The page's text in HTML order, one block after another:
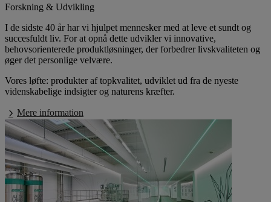
Forskning & Udvikling
I de sidste 40 år har vi hjulpet mennesker med at leve et sundt og
succesfuldt liv. For at opnå dette udvikler vi innovative,
behovsorienterede produktløsninger, der forbedrer livskvaliteten og
øger det personlige velvære.
Vores løfte: produkter af topkvalitet, udviklet ud fra de nyeste
videnskabelige indsigter og naturens kræfter.
Mere information